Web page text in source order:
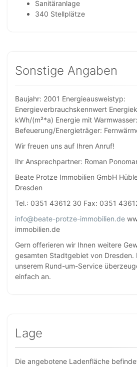
Sanitäranlage
340 Stellplätze
Sonstige Angaben
Baujahr: 2001 Energieausweistyp:
Energieverbrauchskennwert
kWh/(m²*a) Energie mit
Befeuerung/Energieträger:
Wir freuen uns auf Ihren Anruf!
Ihr Ansprechpartner: Roman
Beate Protze Immobilien GmbH
Dresden
Tel.: 0351 43612 30 Fax: 0351
info@beate-protze-immobilien.de
immobilien.de
Gern offerieren wir Ihnen weitere
gesamten Stadtgebiet von Dresden.
unserem Rund-um-Service
einfach an.
Lage
Die angebotene Ladenfläche